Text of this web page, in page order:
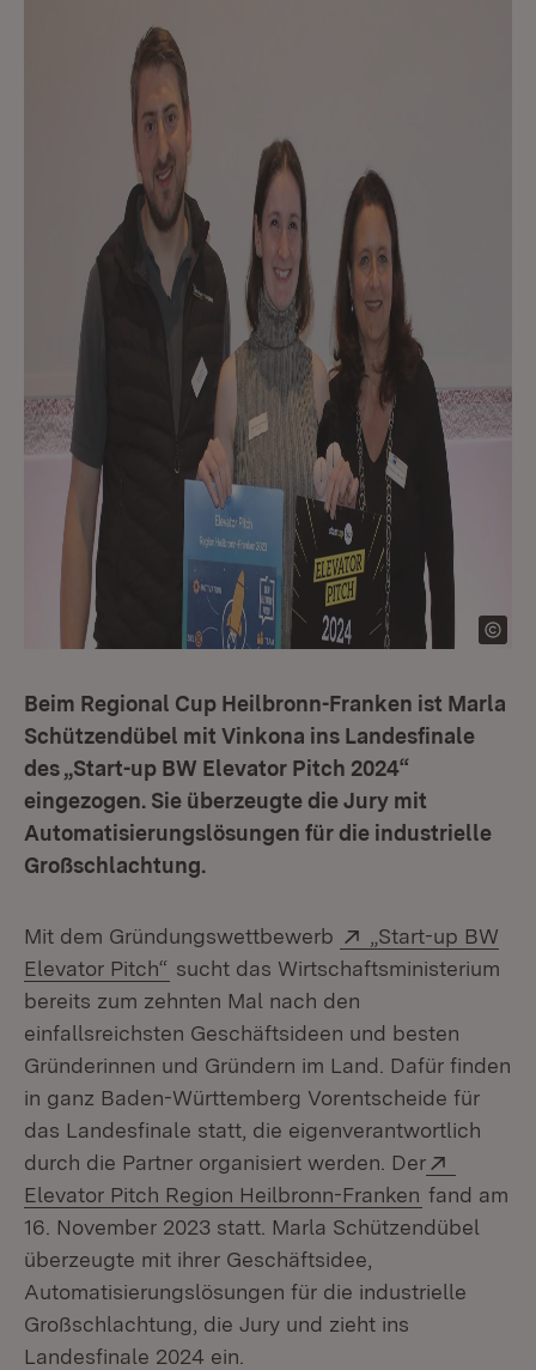
Beim Regional Cup Heilbronn-Franken ist Marla
Schützendübel mit Vinkona ins Landesfinale
des „Start-up BW Elevator Pitch 2024“
eingezogen. Sie überzeugte die Jury mit
Automatisierungslösungen für die industrielle
Großschlachtung.
Mit dem Gründungswettbewerb Extern:
„Start-up BW
Elevator Pitch“ (Öffnet in neuem Fenster)
sucht das Wirtschaftsministerium
bereits zum zehnten Mal nach den
einfallsreichsten Geschäftsideen und besten
Gründerinnen und Gründern im Land. Dafür finden
in ganz Baden-Württemberg Vorentscheide für
das Landesfinale statt, die eigenverantwortlich
durch die Partner organisiert werden. Der
Elevator Pitch Region Heilbronn-Franken (Öffnet in
fand am
16. November 2023 statt. Marla Schützendübel
überzeugte mit ihrer Geschäftsidee,
Automatisierungslösungen für die industrielle
Großschlachtung, die Jury und zieht ins
Landesfinale 2024 ein.